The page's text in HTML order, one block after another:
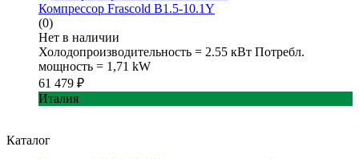
Компрессор Frascold B1.5-10.1Y
(0)
Нет в наличии
Холодопроизводительность = 2.55 кВт Потребл.
мощность = 1,71 kW
61 479 ₽
Италия
Каталог